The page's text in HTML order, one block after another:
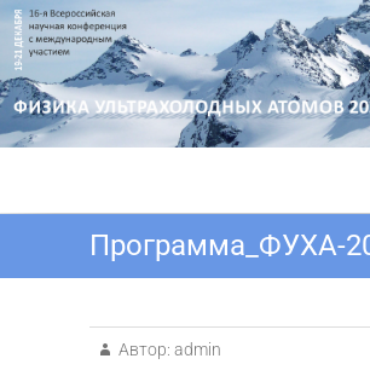
Перейти
содержимому
Программа_ФУХА-
Автор: admin